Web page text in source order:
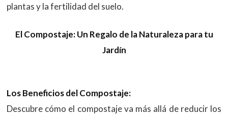
plantas y la fertilidad del suelo.
El Compostaje: Un Regalo de la Naturaleza para tu
Jardín
Los Beneficios del Compostaje:
Descubre cómo el compostaje va más allá de reducir los